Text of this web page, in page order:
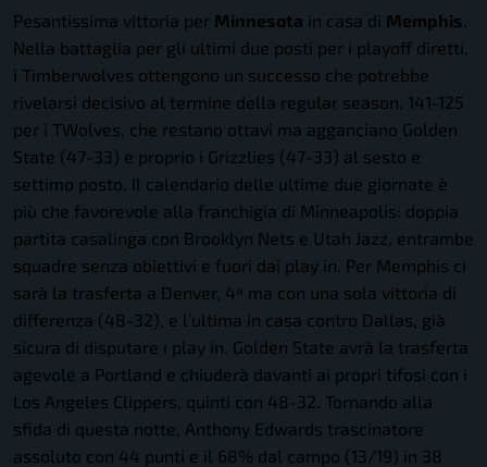
Pesantissima vittoria per Minnesota in casa di Memphis.
Nella battaglia per gli ultimi due posti per i playoff diretti,
i Timberwolves ottengono un successo che potrebbe
rivelarsi decisivo al termine della regular season. 141-125
per i TWolves, che restano ottavi ma agganciano Golden
State (47-33) e proprio i Grizzlies (47-33) al sesto e
settimo posto. Il calendario delle ultime due giornate è
più che favorevole alla franchigia di Minneapolis: doppia
partita casalinga con Brooklyn Nets e Utah Jazz, entrambe
squadre senza obiettivi e fuori dai play in. Per Memphis ci
sarà la trasferta a Denver, 4ª ma con una sola vittoria di
differenza (48-32), e l’ultima in casa contro Dallas, già
sicura di disputare i play in. Golden State avrà la trasferta
agevole a Portland e chiuderà davanti ai propri tifosi con i
Los Angeles Clippers, quinti con 48-32. Tornando alla
sfida di questa notte, Anthony Edwards trascinatore
assoluto con 44 punti e il 68% dal campo (13/19) in 38